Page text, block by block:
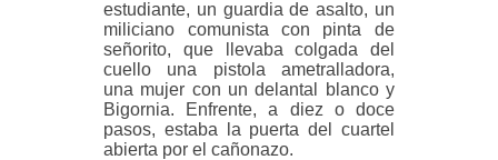
estudiante, un guardia de asalto, un
miliciano comunista con pinta de
señorito, que llevaba colgada del
cuello una pistola ametralladora,
una mujer con un delantal blanco y
Bigornia. Enfrente, a diez o doce
pasos, estaba la puerta del cuartel
abierta por el cañonazo.